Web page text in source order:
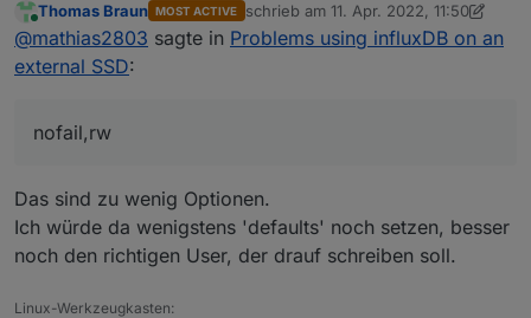
Das mouten passiert durch "/etc/fstab" und dem
Eintrag:
Online
Thomas Braun MOST ACTIVE schrieb am 11. Apr. 2022, 11:50
zuletzt editiert von Thomas Braun
@mathias2803 sagte in Problems using influxDB on an
external SSD:
nofail,rw
Das sind zu wenig Optionen.
Ich würde da wenigstens 'defaults' noch setzen, besser
noch den richtigen User, der drauf schreiben soll.
Linux-Werkzeugkasten: